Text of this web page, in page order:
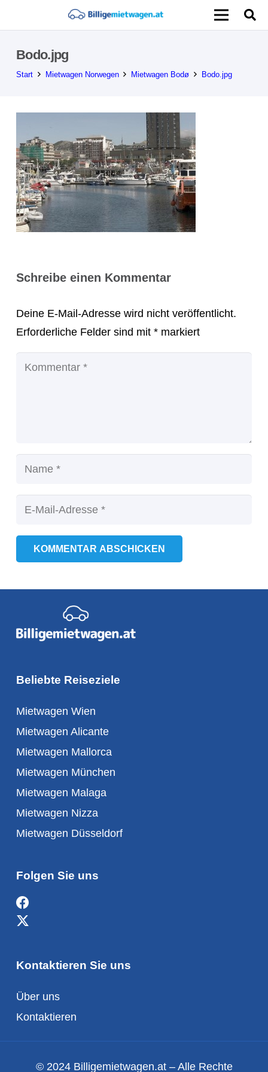
Bodo.jpg
Start Mietwagen Norwegen Mietwagen Bodø Bodo.jpg
Schreibe einen Kommentar
Deine E-Mail-Adresse wird nicht veröffentlicht.
Erforderliche Felder sind mit * markiert
KOMMENTAR ABSCHICKEN
Beliebte Reiseziele
Mietwagen Wien
Mietwagen Alicante
Mietwagen Mallorca
Mietwagen München
Mietwagen Malaga
Mietwagen Nizza
Mietwagen Düsseldorf
Folgen Sie uns
Kontaktieren Sie uns
Über uns
Kontaktieren
© 2024 Billigemietwagen.at – Alle Rechte